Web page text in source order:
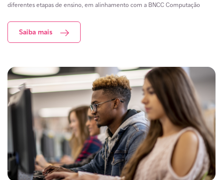
diferentes etapas de ensino, em alinhamento com a BNCC Computação
Saiba mais